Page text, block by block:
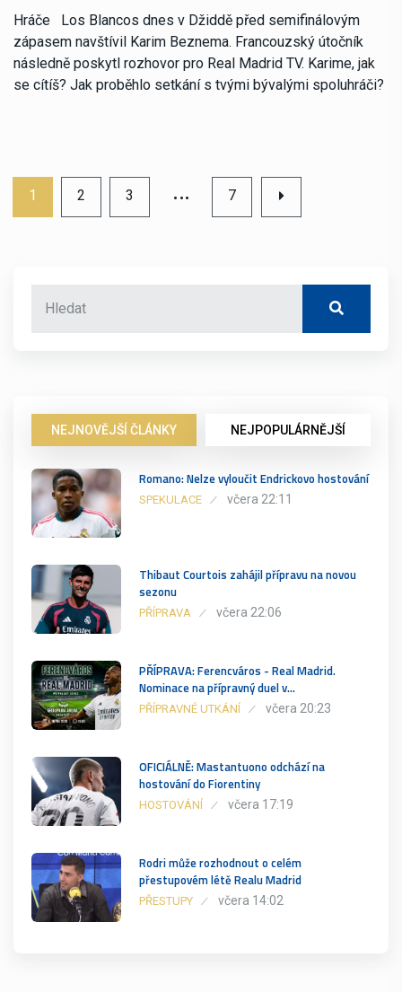
Hráče Los Blancos dnes v Džiddě před semifinálovým
zápasem navštívil Karim Beznema. Francouzský útočník
následně poskytl rozhovor pro Real Madrid TV. Karime, jak
se cítíš? Jak proběhlo setkání s tvými bývalými spoluhráči?
1 2 3 … 7
NEJNOVĚJŠÍ ČLÁNKY NEJPOPULÁRNĚJŠÍ
Romano: Nelze vyloučit Endrickovo hostování
SPEKULACE včera 22:11
Thibaut Courtois zahájil přípravu na novou
sezonu
PŘÍPRAVA včera 22:06
PŘÍPRAVA: Ferencváros - Real Madrid.
Nominace na přípravný duel v…
PŘÍPRAVNÉ UTKÁNÍ včera 20:23
OFICIÁLNĚ: Mastantuono odchází na
hostování do Fiorentiny
HOSTOVÁNÍ včera 17:19
Rodri může rozhodnout o celém
přestupovém létě Realu Madrid
PŘESTUPY včera 14:02